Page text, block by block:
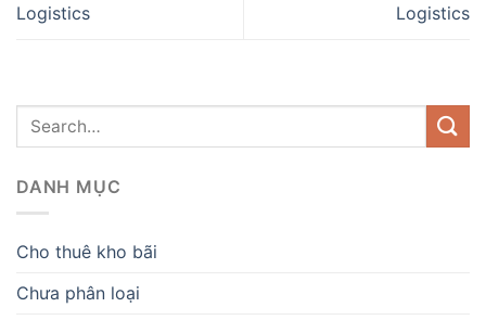
Logistics
Logistics
DANH MỤC
Cho thuê kho bãi
Chưa phân loại